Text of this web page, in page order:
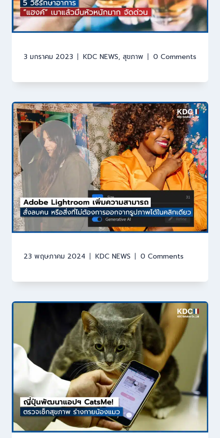
3 มกราคม 2023 KDC NEWS, สุขภาพ 0 Comments
23 พฤษภาคม 2024 KDC NEWS 0 Comments